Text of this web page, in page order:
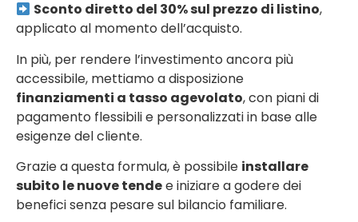
Sconto diretto del 30% sul prezzo di listino,
applicato al momento dell’acquisto.
In più, per rendere l’investimento ancora più
accessibile, mettiamo a disposizione
finanziamenti a tasso agevolato, con piani di
pagamento flessibili e personalizzati in base alle
esigenze del cliente.
Grazie a questa formula, è possibile installare
subito le nuove tendee iniziare a godere dei
benefici senza pesare sul bilancio familiare.